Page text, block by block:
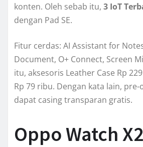
konten. Oleh sebab itu, 3 IoT
dengan Pad SE.
Fitur cerdas: AI Assistant for
Document, O+ Connect, Screen
itu, aksesoris Leather Case Rp
Rp 79 ribu. Dengan kata lain, pre-
dapat casing transparan gratis.
Oppo Watch